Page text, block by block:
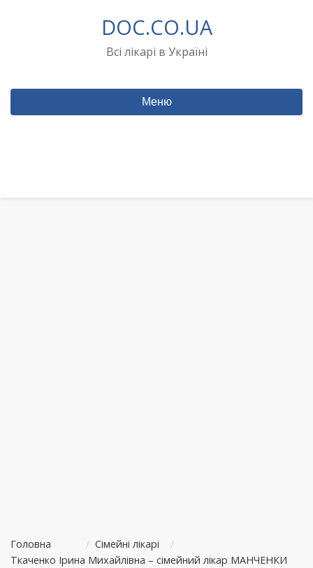
DOC.CO.UA
Всі лікарі в Україні
Меню
Головна / Сімейні лікарі
/
Ткаченко Ірина Михайлівна – сімейний лікар МАНЧЕНКИ